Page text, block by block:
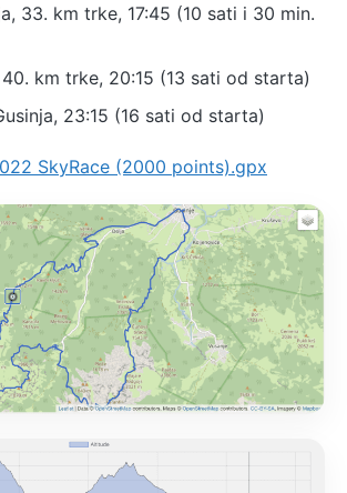
33. km trke, 17:45 (10 sati i 30 min.
40. km trke, 20:15 (13 sati od starta)
23:15 (16 sati od starta)
SkyRace (2000 points).gpx